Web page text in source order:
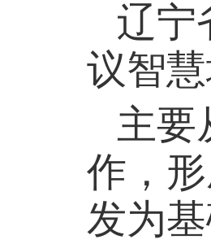
辽宁
议智
主要
作，
发为